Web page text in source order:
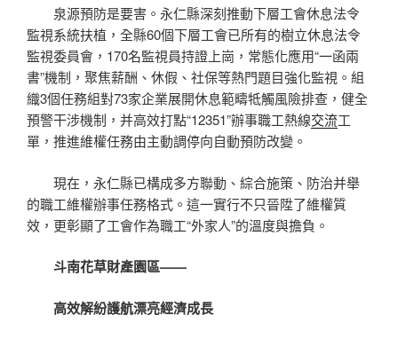
泉源預防是要害。永仁縣深刻推動下層工會休息法令
監視系統扶植，全縣60個下層工會已所有的樹立休息法令
監視委員會，170名監視員持證上崗，常態化應用“一函兩
書”機制，聚焦薪酬、休假、社保等熱門題目強化監視。組
織3個任務組對73家企業展開休息範疇牴觸風險排查，健全
預警干涉機制，并高效打點“12351”辦事職工熱線交流工
單，推進維權任務由主動調停向自動預防改變。
現在，永仁縣已構成多方聯動、綜合施策、防治并舉
的職工維權辦事任務格式。這一實行不只晉陞了維權質
效，更彰顯了工會作為職工“外家人”的溫度與擔負。
斗南花草財產園區——
高效解紛護航漂亮經濟成長